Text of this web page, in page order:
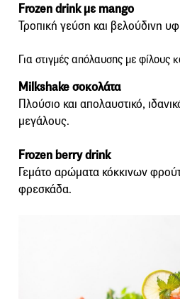
Frozen drink με mango
Τροπική γεύση και βελούδινη
Για στιγμές απόλαυσης με φίλους
Milkshake σοκολάτα
Πλούσιο και απολαυστικό,
μεγάλους.
Frozen berry drink
Γεμάτο αρώματα κόκκινων
φρεσκάδα.